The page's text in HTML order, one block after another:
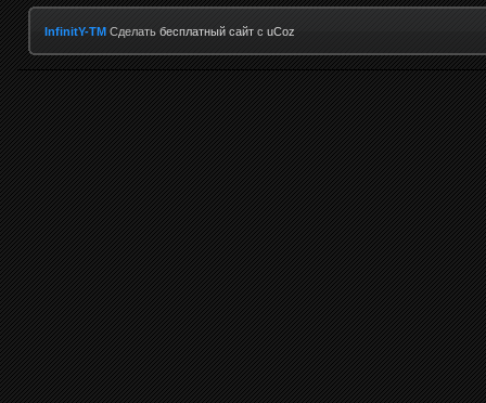
InfinitY-TM Сделать бесплатный сайт с uCoz